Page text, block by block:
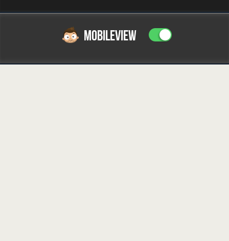
MOBILEVIEW